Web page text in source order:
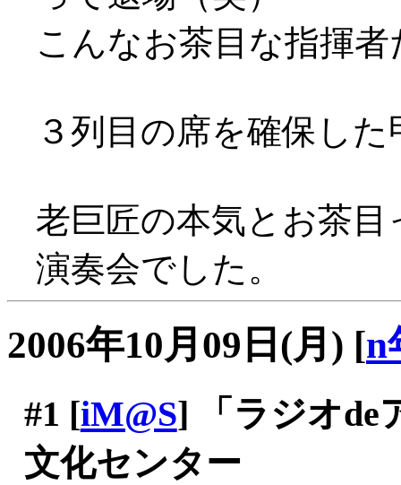
こんなお茶目な指揮
３列目の席を確保し
老巨匠の本気とお茶
演奏会でした。
2006年10月09日(月) [n
#1 [iM@S] 「ラジオde
文化センター